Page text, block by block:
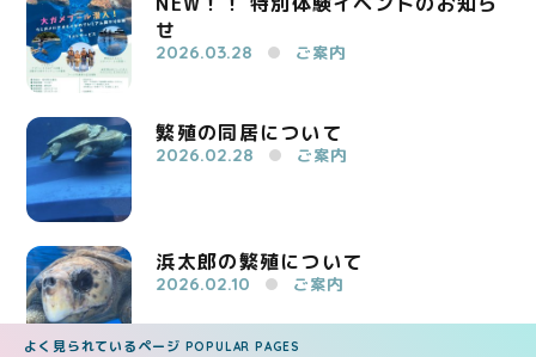
よく見られているページ POPULAR PAGES
せ
2026.03.28 ご案内
繁殖の同居について
2026.02.28 ご案内
浜太郎の繁殖について
2026.02.10 ご案内